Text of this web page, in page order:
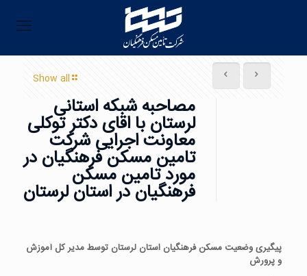
Show all
مصاحبه شبکه استانی
لرستان با اقای دکتر توکلی
معاونت اجرایی شرکت
تامین مسکن فرهنگیان در
مورد تامین مسکن
فرهنگیان در استان لرستان
پیگیری وضعیت مسکن فرهنگیان استان لرستان توسط مدیر کل آموزش
و پرورش